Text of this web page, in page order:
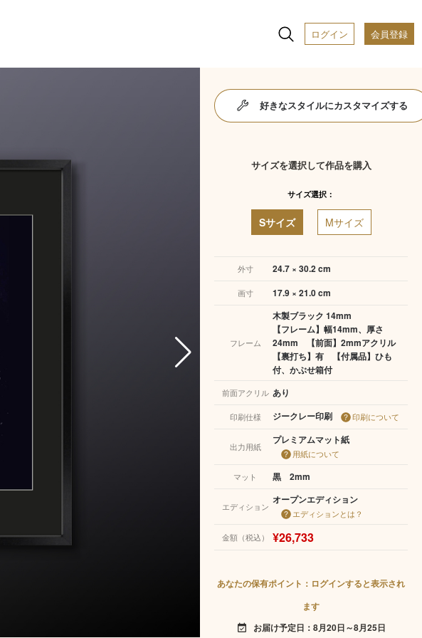
ログイン 会員登録
好きなスタイルにカスタマイズする
サイズを選択して作品を購入
サイズ選択：
Sサイズ Mサイズ
外寸 24.7 × 30.2 cm
画寸 17.9 × 21.0 cm
フレーム
木製ブラック 14mm
【フレーム】幅14mm、厚さ
24mm 【前面】2mmアクリル
【裏打ち】有 【付属品】ひも
付、かぶせ箱付
前面アクリル あり
印刷仕様 ジークレー印刷 印刷について
出力用紙
プレミアムマット紙
用紙について
マット
黒 2mm
エディション
オープンエディション
エディションとは？
金額（税込） ¥26,733
あなたの保有ポイント：ログインすると表示され
ます
event_available お届け予定日：8月20日～8月25日